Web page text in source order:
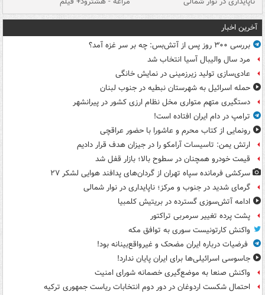
آخرین اخبار
بررسی ۳۰۰ روز پس از آتش‌بس: چه بر سر غزه آمد؟
مرد سال والیبال آسیا انتخاب شد
عادی‌سازی تولید زیرزمینی در نمایش خانگی
حمله اسرائیل به شهرستان نبطیه در جنوب لبنان
دستگیری متهم متواری مخل نظام ارزی کشور در پیرانشهر
ترامپ در دام ایران افتاده است!
رونمایی از کتاب محرم و عاشورا با حضور عراقچی
ارتش یمن: تاسیسات آرامکو را در جیزان هدف قرار دادیم
قیمت خودرو همچنان در سطوح بالا؛ بازار قفل شد
سرکشی فرمانده سپاه تهران از گردان‌های پدافند هوایی لشکر ۲۷
گرمای شدید در جنوب و مرکز؛ ناپایداری در نوار شمالی
ادامه آتش‌سوزی گسترده در بریتیش کلمبیا
پشت پرده تغییر سرمربی تراکتور
واکنش کارتونیست سوری به توافق مکه
فرضیات درباره ایران مضحک و غیرواقع‌بینانه بود!
جاسوسی اسرائیلی‌ها برای ایران پایان ندارد!
واکنش صنعا به موضع‌گیری خصمانه شورای امنیت
احتمال شکست اردوغان در دور دوم انتخابات ریاست جمهوری ترکیه